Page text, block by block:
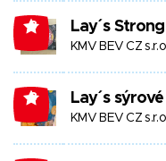
-8 Lay´s Strong
KMV BEV CZ
-8 Lay´s sýrové
KMV BEV CZ